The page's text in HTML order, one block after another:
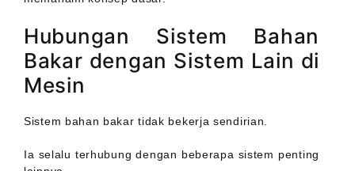
Hubungan Sistem Bahan
Bakar dengan Sistem Lain di
Mesin
Sistem bahan bakar tidak bekerja sendirian.
Ia selalu terhubung dengan beberapa sistem penting